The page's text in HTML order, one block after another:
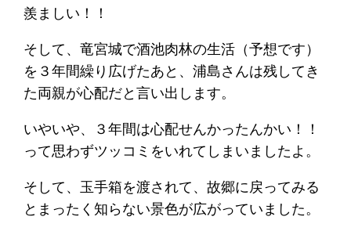
羨ましい！！
そして、竜宮城で酒池肉林の生活（予想です）
を３年間繰り広げたあと、浦島さんは残してき
た両親が心配だと言い出します。
いやいや、３年間は心配せんかったんかい！！
って思わずツッコミをいれてしまいましたよ。
そして、玉手箱を渡されて、故郷に戻ってみる
とまったく知らない景色が広がっていました。